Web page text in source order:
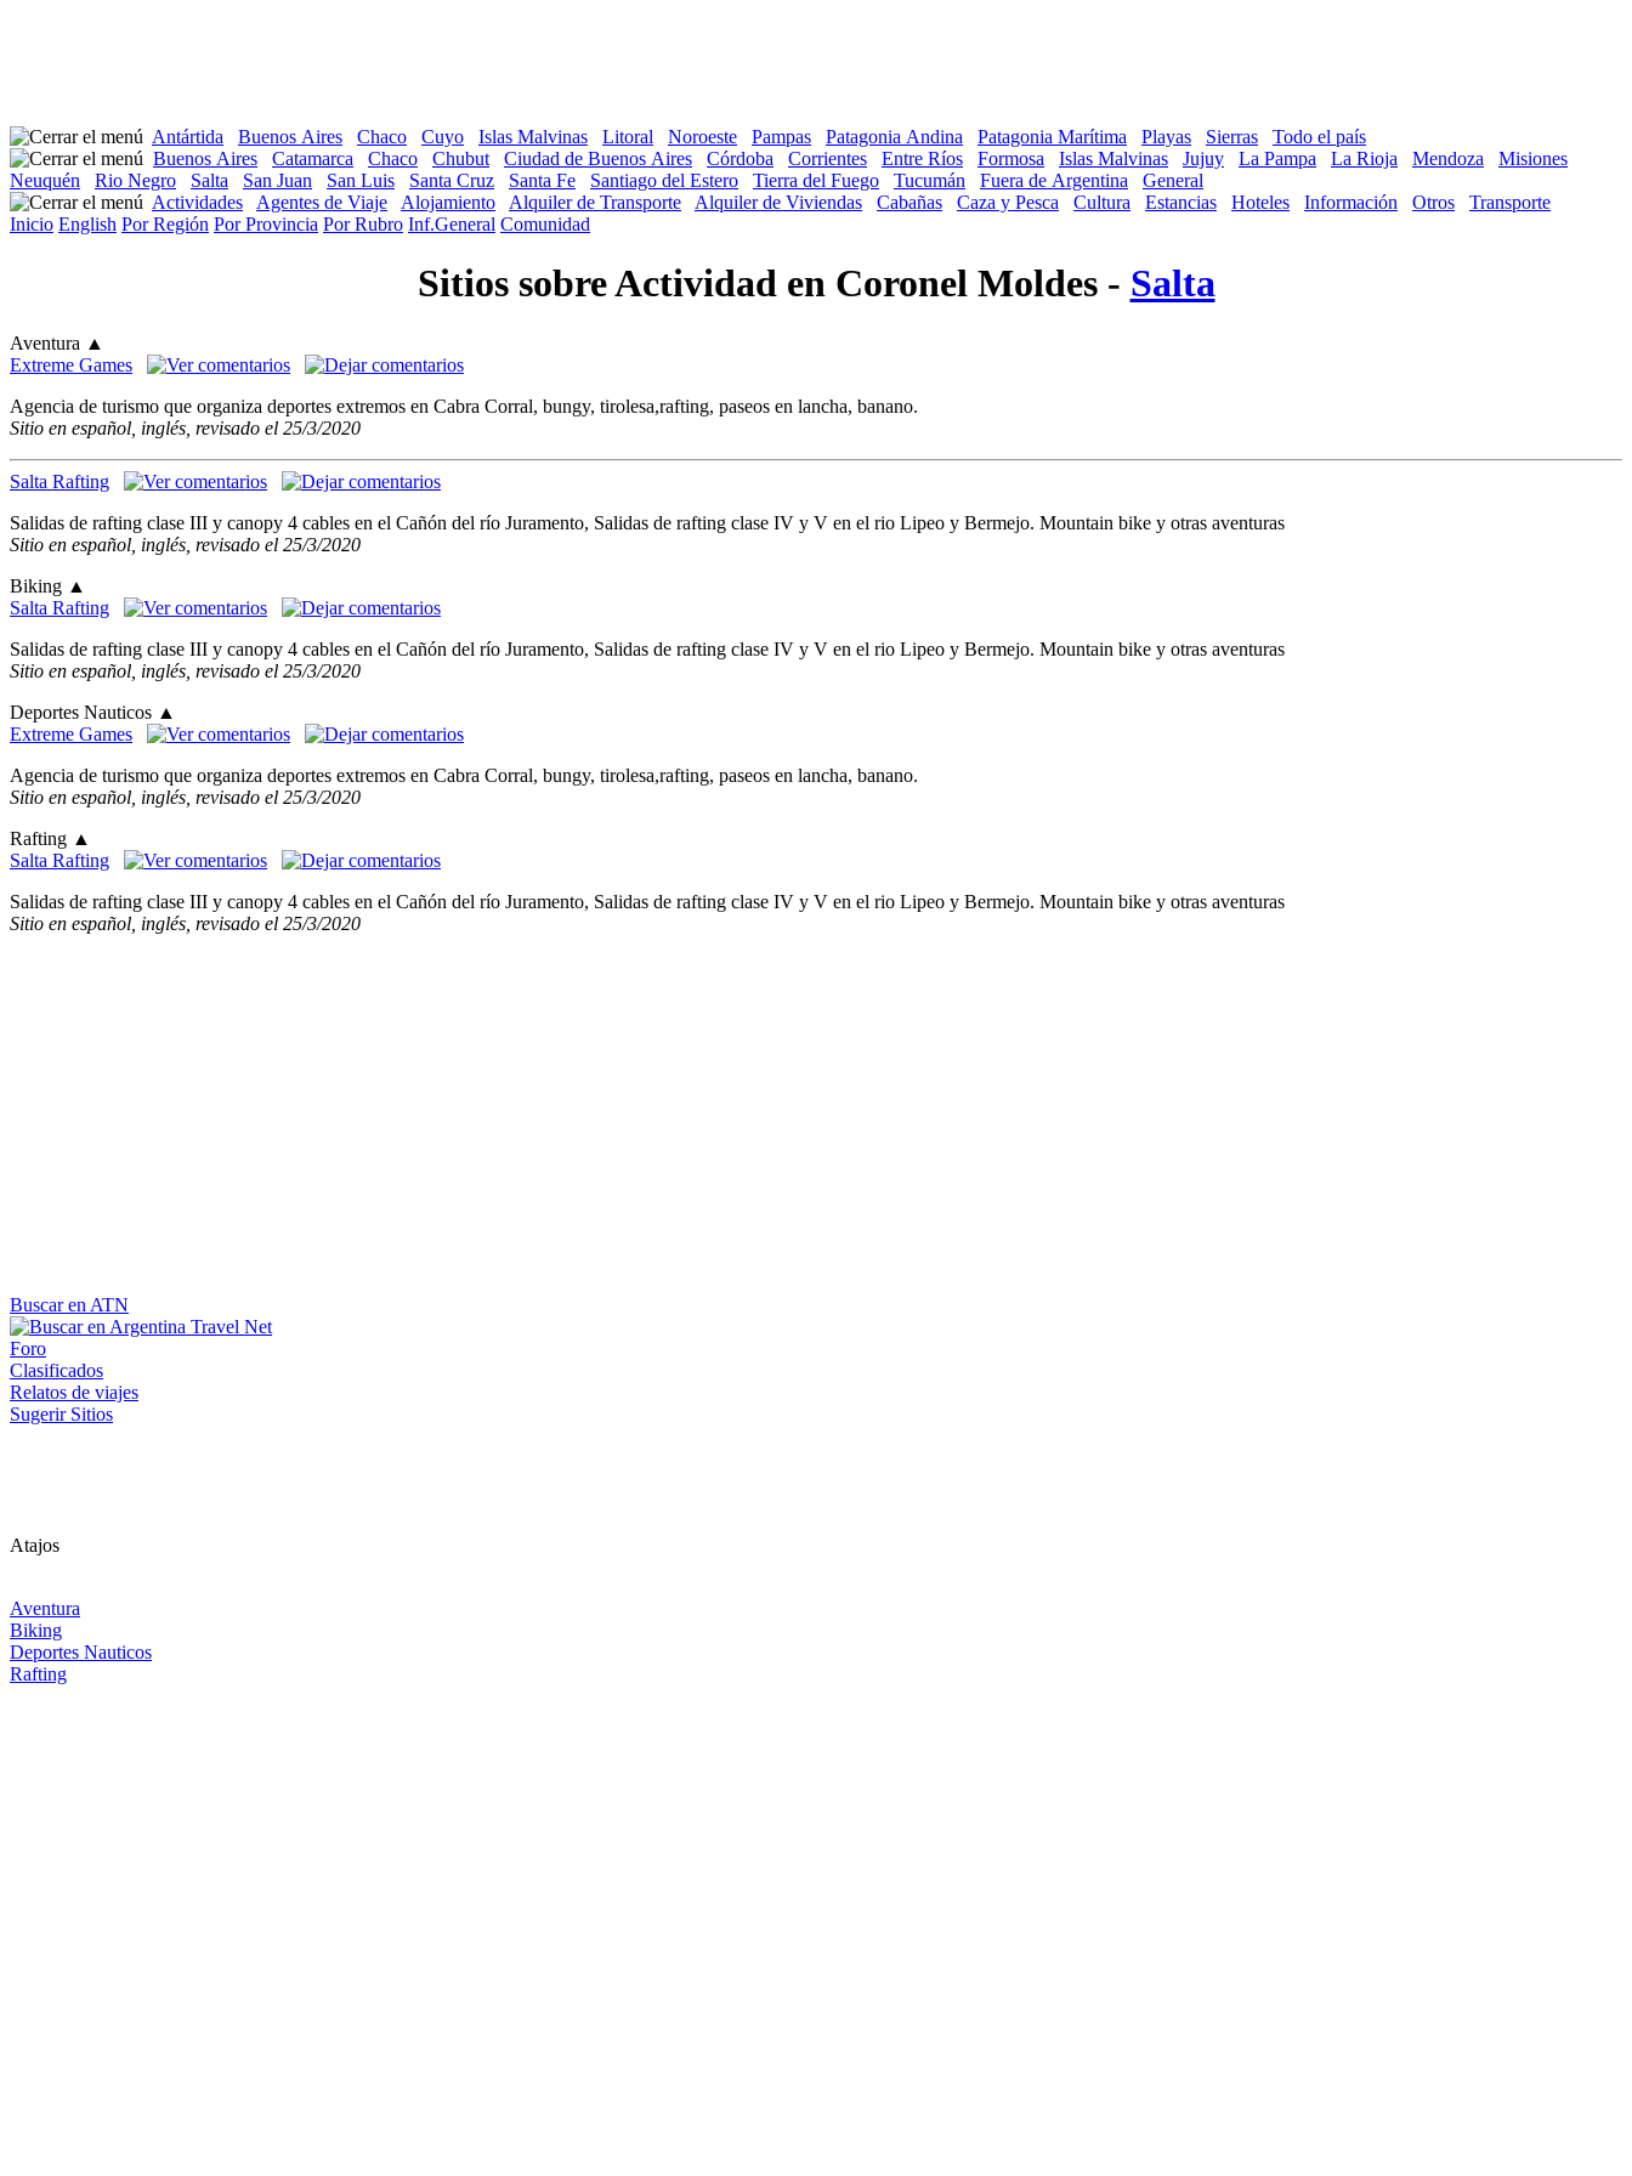
Antártida Buenos Aires Chaco Cuyo Islas Malvinas Litoral Noroeste Pampas Patagonia Andina Patagonia Marítima Playas Sierras
Todo el país
Buenos Aires
Catamarca Chaco Chubut Ciudad de Buenos Aires Córdoba Corrientes Entre Ríos Formosa Islas Malvinas Jujuy La Pampa La Rioja Mendoza
Misiones
Neuquén
Rio Negro Salta San Juan San Luis Santa Cruz Santa Fe Santiago del Estero Tierra del Fuego Tucumán Fuera de Argentina
General
Actividades
Agentes de Viaje Alojamiento Alquiler de Transporte Alquiler de Viviendas Cabañas Caza y Pesca Cultura Estancias Hoteles Información Otros
Transporte
Inicio English Por Región Por Provincia Por Rubro Inf.General Comunidad
Sitios sobre Actividad en Coronel Moldes - Salta
Aventura ▲
Extreme Games
Agencia de turismo que organiza deportes extremos en Cabra Corral, bungy, tirolesa,rafting, paseos en lancha, banano.
Sitio en español, inglés, revisado el 25/3/2020
Salta Rafting
Salidas de rafting clase III y canopy 4 cables en el Cañón del río Juramento, Salidas de rafting clase IV y V en el rio Lipeo y Bermejo. Mountain bike y otras aventuras
Sitio en español, inglés, revisado el 25/3/2020
Biking ▲
Salta Rafting
Salidas de rafting clase III y canopy 4 cables en el Cañón del río Juramento, Salidas de rafting clase IV y V en el rio Lipeo y Bermejo. Mountain bike y otras aventuras
Sitio en español, inglés, revisado el 25/3/2020
Deportes Nauticos ▲
Extreme Games
Agencia de turismo que organiza deportes extremos en Cabra Corral, bungy, tirolesa,rafting, paseos en lancha, banano.
Sitio en español, inglés, revisado el 25/3/2020
Rafting ▲
Salta Rafting
Salidas de rafting clase III y canopy 4 cables en el Cañón del río Juramento, Salidas de rafting clase IV y V en el rio Lipeo y Bermejo. Mountain bike y otras aventuras
Sitio en español, inglés, revisado el 25/3/2020
Buscar en ATN
Foro
Clasificados
Relatos de viajes
Sugerir Sitios
Atajos
Aventura
Biking
Deportes Nauticos
Rafting